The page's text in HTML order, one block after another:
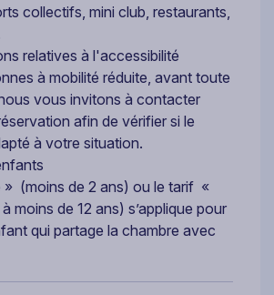
collectifs, mini club, restaurants,
relatives à l'accessibilité
à mobilité réduite, avant toute
vous invitons à contacter
afin de vérifier si le
à votre situation.
» (moins de 2 ans) ou le tarif «
moins de 12 ans) s’applique pour
qui partage la chambre avec